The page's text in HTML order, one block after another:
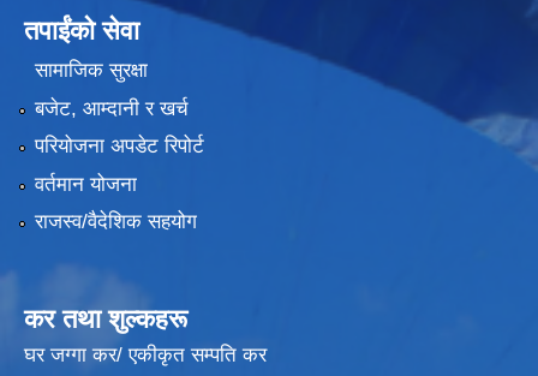
तपाईंको सेवा
सामाजिक सुरक्षा
बजेट, आम्दानी र खर्च
परियोजना अपडेट रिपोर्ट
वर्तमान योजना
राजस्व/वैदेशिक सहयोग
कर तथा शुल्कहरू
घर जग्गा कर/ एकीकृत सम्पति कर